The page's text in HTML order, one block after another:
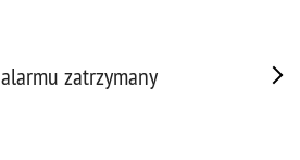
zatrzymany